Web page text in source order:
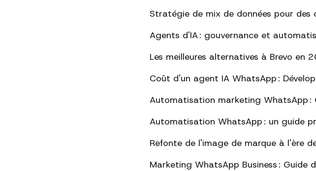
Stratégie de mix de données pour des
Agents d'IA : gouvernance et
Les meilleures alternatives à Brevo en
Coût d'un agent IA WhatsApp :
Automatisation marketing WhatsApp :
Automatisation WhatsApp : un guide
Refonte de l'image de marque à l'ère
Marketing WhatsApp Business : Guide